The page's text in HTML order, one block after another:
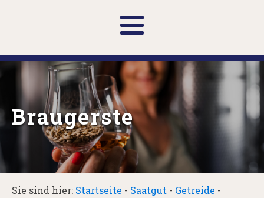
Braugerste
Sie sind hier: Startseite - Saatgut - Getreide -